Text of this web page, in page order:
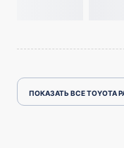
ПОКАЗАТЬ ВСЕ TOYOTA